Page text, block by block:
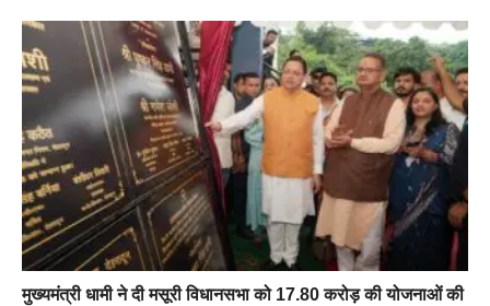
मुख्यमंत्री धामी ने दी मसूरी विधानसभा को 17.80 करोड़ की योजनाओं की